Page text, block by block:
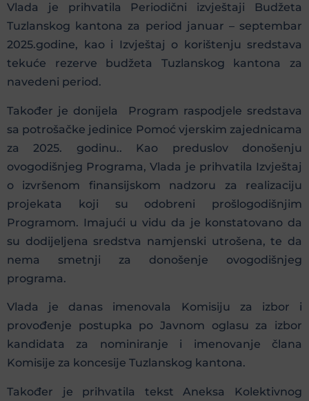
Vlada je prihvatila Periodični izvještaji Budžeta
Tuzlanskog kantona za period januar – septembar
2025.godine, kao i Izvještaj o korištenju sredstava
tekuće rezerve budžeta Tuzlanskog kantona za
navedeni period.
Također je donijela Program raspodjele sredstava
sa potrošačke jedinice Pomoć vjerskim zajednicama
za 2025. godinu.. Kao preduslov donošenju
ovogodišnjeg Programa, Vlada je prihvatila Izvještaj
o izvršenom finansijskom nadzoru za realizaciju
projekata koji su odobreni prošlogodišnjim
Programom. Imajući u vidu da je konstatovano da
su dodijeljena sredstva namjenski utrošena, te da
nema smetnji za donošenje ovogodišnjeg
programa.
Vlada je danas imenovala Komisiju za izbor i
provođenje postupka po Javnom oglasu za izbor
kandidata za nominiranje i imenovanje člana
Komisije za koncesije Tuzlanskog kantona.
Također je prihvatila tekst Aneksa Kolektivnog